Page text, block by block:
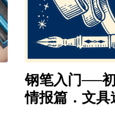
钢笔入门──
情报篇．文具